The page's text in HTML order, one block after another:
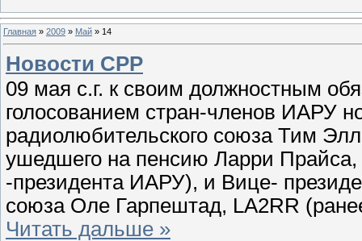
Главная » 2009 » Май » 14
Новости СРР
09 мая с.г. к своим должностным
голосованием стран-членов ИАРУ
радиолюбительского союза Тим
ушедшего на пенсию Ларри
-президента ИАРУ), и Вице-
союза Оле Гарпештад, LA2RR
Читать дальше »